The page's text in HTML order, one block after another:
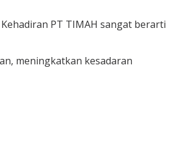
PT TIMAH sangat berarti
meningkatkan kesadaran